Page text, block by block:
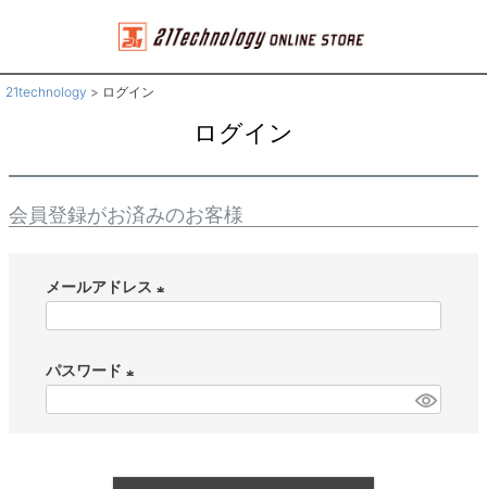
21technology ログイン
ログイン
会員登録がお済みのお客様
メールアドレス
須
)
パスワード